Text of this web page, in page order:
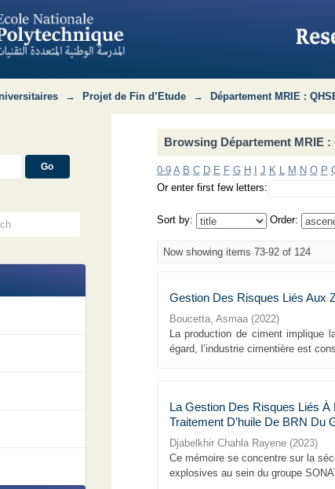
MRIE : QHSE-GRI by Title
→ Projet de Fin d’Etude → Département MRIE :
Browsing Département MRIE :
0-9 A B C D E F G H J K L M N O P
Or enter first few letters:
Sort by: Order:
Now showing items 73-92 of 124
Gestion Des Risques Liés Aux
Boucetta, Asmaa (2022)
La production de ciment implique
égard, l’industrie cimentière est
La Gestion Des Risques Liés
Traitement D’huile De BRN Du
Djabelkhir Chahla Rayene (2023)
Ce mémoire se concentre sur la
explosives au sein du groupe